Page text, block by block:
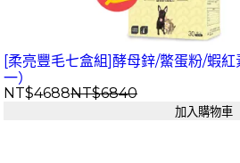
[柔亮豐毛七盒組]酵母鋅/鱉蛋粉/蝦
一）
NT$4688NT$6840
加入購物車